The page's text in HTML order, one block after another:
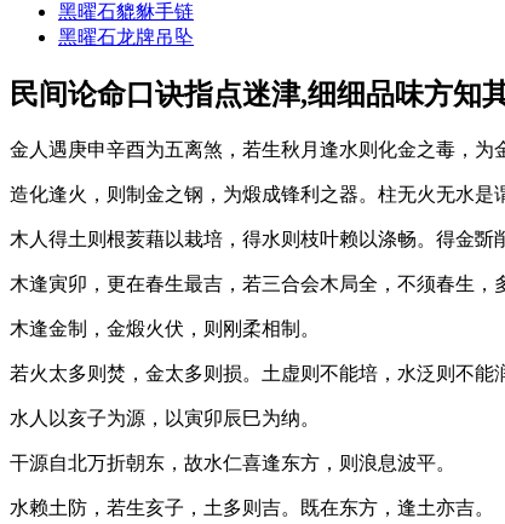
黑曜石貔貅手链
黑曜石龙牌吊坠
民间论命口诀指点迷津,细细品味方知
金人遇庚申辛酉为五离煞，若生秋月逢水则化金之毒，为
造化逢火，则制金之钢，为煅成锋利之器。柱无火无水
木人得土则根荄藉以栽培，得水则枝叶赖以涤畅。得金斲
木逢寅卯，更在春生最吉，若三合会木局全，不须春生，
木逢金制，金煅火伏，则刚柔相制。
若火太多则焚，金太多则损。土虚则不能培，水泛则不能
水人以亥子为源，以寅卯辰巳为纳。
干源自北万折朝东，故水仁喜逢东方，则浪息波平。
水赖土防，若生亥子，土多则吉。既在东方，逢土亦吉。